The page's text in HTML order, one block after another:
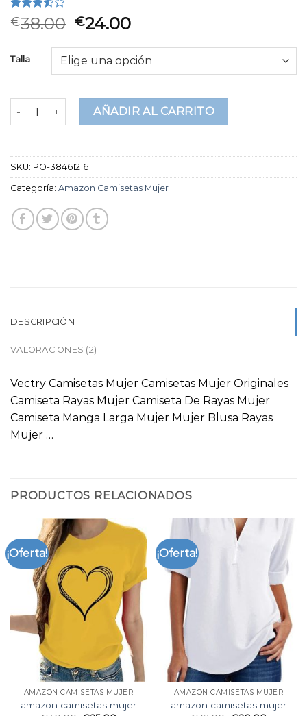
Valorado
3.50
en
2
puntuaciones
€38.00 €24.00
Talla
amazon camisetas mujer cantidad
AÑADIR AL CARRITO
SKU: PO-38461216
Categoría: Amazon Camisetas Mujer
DESCRIPCIÓN
VALORACIONES (2)
Vectry Camisetas Mujer Camisetas Mujer Originales
Camiseta Rayas Mujer Camiseta De Rayas Mujer
Camiseta Manga Larga Mujer Mujer Blusa Rayas
Mujer …
PRODUCTOS RELACIONADOS
¡Oferta!
AMAZON CAMISETAS MUJER
amazon camisetas mujer
¡Oferta!
AMAZON CAMISETAS MUJER
amazon camisetas mujer